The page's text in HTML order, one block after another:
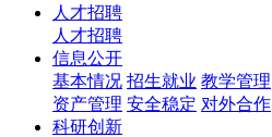
人才招聘
人才招聘
信息公开
基本情况 招生就业 教学管理
资产管理 安全稳定 对外合作
科研创新